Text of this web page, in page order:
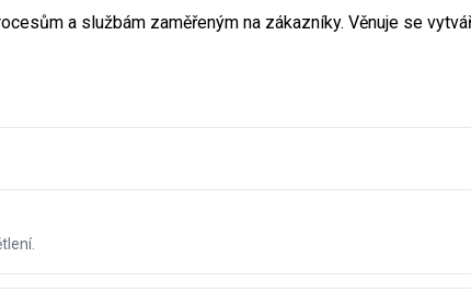
a službám zaměřeným na zákazníky. Věnuje se